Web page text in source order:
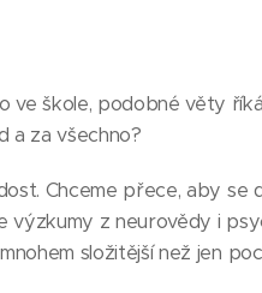
ve škole, podobné věty
a za všechno?
Chceme přece, aby
výzkumy z neurovědy i
složitější než jen